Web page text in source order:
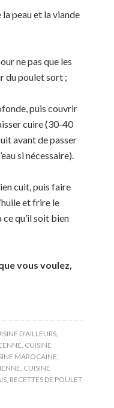
peau et la viande
ne pas que les
du poulet sort ;
puis couvrir
cuire (30-40
avant de passer
si nécessaire).
cuit, puis faire
et frire le
ce qu’il soit bien
vous voulez,
D'AILLEURS
CUISINE
MAROCAINE
CUISINE
RECETTES DE POULET